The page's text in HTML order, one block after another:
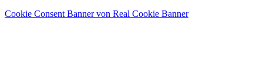
Cookie Consent Banner von Real Cookie Banner